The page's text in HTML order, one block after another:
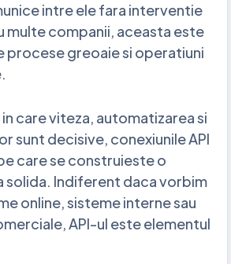
intre ele fara interventie
multe companii, aceasta este
greoaie si operatiuni
care viteza, automatizarea si
sunt decisive, conexiunile API
care se construieste o
solida. Indiferent daca vorbim
online, sisteme interne sau
API-ul este elementul